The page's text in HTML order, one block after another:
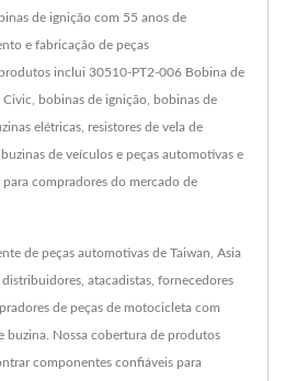
de ignição com 55 anos de
e fabricação de peças
inclui 30510-PT2-006 Bobina de
bobinas de ignição, bobinas de
elétricas, resistores de vela de
de veículos e peças automotivas e
compradores do mercado de
de peças automotivas de Taiwan, Asia
atacadistas, fornecedores
de peças de motocicleta com
buzina. Nossa cobertura de produtos
componentes confiáveis para